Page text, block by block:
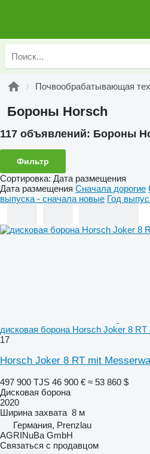
Почвообрабатывающая
Бороны Horsch
117 объявлений: Бороны
Фильтр
Сортировка: Дата размещения
Дата размещения Сначала дорогие
выпуска - сначала новые Год
дисковая борона Horsch Joker 8
17
Horsch Joker 8 RT mit
497 900 TJS 46 900 € ≈ 53 860 $
Дисковая борона
2020
Ширина захвата 8 м
Германия, Prenzlau
AGRINuBa GmbH
Связаться с продавцом